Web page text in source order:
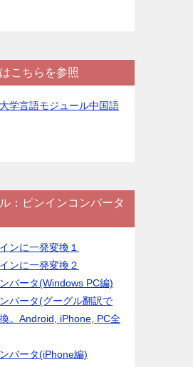
こちらを参照
学言語モジュール中国語
：ピンインコンバータ
ンに一発変換１
ンに一発変換２
バータ(Windows PC編)
バータ(グーグル翻訳で
。Android, iPhone, PC全
バータ(iPhone編)